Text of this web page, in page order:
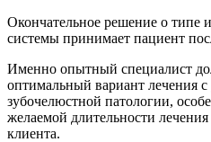
Окончательное решение о типе
системы принимает пациент
Именно опытный специалист
оптимальный вариант лечения с
зубочелюстной патологии,
желаемой длительности
клиента.